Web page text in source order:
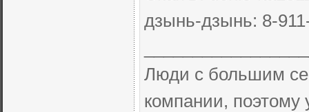
дзынь-дзынь: 8-
Люди с большим
компании,